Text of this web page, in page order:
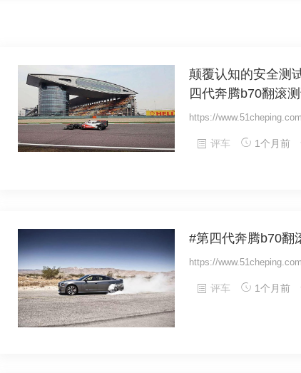
颠覆认知的安全测
四代奔腾b70翻滚
https://
评车 1个月前
#第四代奔腾b70翻
https://
评车 1个月前